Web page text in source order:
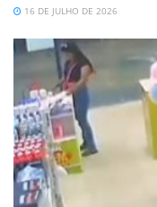
16 DE JULHO DE 2026